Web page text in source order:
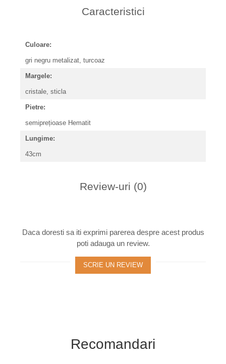
Caracteristici
Culoare:
gri negru metalizat, turcoaz
Margele:
cristale, sticla
Pietre:
semiprețioase Hematit
Lungime:
43cm
Review-uri (0)
Daca doresti sa iti exprimi parerea despre acest produs
poti adauga un review.
SCRIE UN REVIEW
Recomandari